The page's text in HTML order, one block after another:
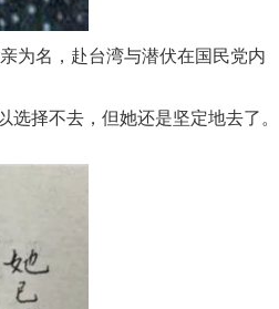
为名，赴台湾与潜伏在国民党内
择不去，但她还是坚定地去了。